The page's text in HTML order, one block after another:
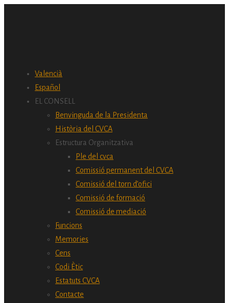
Valencià
Español
EL CONSELL
Benvinguda de la Presidenta
Història del CVCA
Estructura Organitzativa
Ple del cvca
Comissió permanent del CVCA
Comissió del torn d’ofici
Comissió de formació
Comissió de mediació
Funcions
Memories
Cens
Codi Ètic
Estatuts CVCA
Contacte